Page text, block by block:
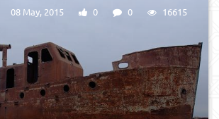
08 May, 2015 0 0 16615